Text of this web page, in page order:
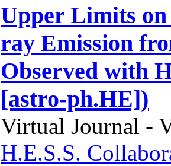
Upper Limits
ray Emission
Observed with
[astro-ph.HE])
Virtual Journal -
H.E.S.S.